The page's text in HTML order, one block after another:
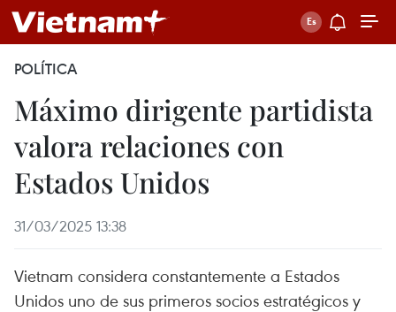
POLÍTICA
Máximo dirigente partidista
valora relaciones con
Estados Unidos
31/03/2025 13:38
Vietnam considera constantemente a Estados
Unidos uno de sus primeros socios estratégicos y